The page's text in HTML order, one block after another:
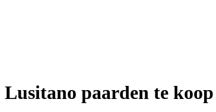
Lusitano paarden te koop